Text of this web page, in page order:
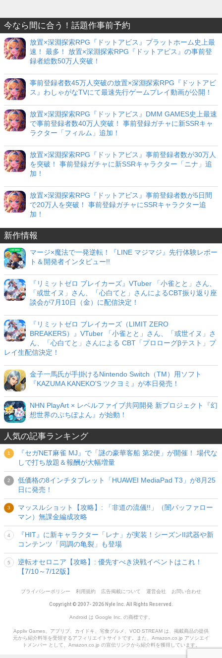
今なら間に合う！話題作事前予約
放置×深淵探索RPG『ドットアビス』プラットホーム史上最
速！ 最多！ 放置×深淵探索RPG『ドットアビス』の事前登
録者総数50万人突破！
事前登録者数45万人突破の放置×深淵探索RPG『ドットアビ
ス』わしゃがなTVにて最速先行ゲームプレイ動画が公開！
放置×深淵探索RPG『ドットアビス』DMM GAMES史上最速
で事前登録者数40万人突破！ 事前登録ガチャに新SSRキャ
ラクター「フィルム」追加！
放置×深淵探索RPG『ドットアビス』事前登録者数が30万人
を突破！ 事前登録ガチャに新SSRキャラクター「ニナ」追
加！
放置×深淵探索RPG『ドットアビス』事前登録者数が5日間
で20万人を突破！ 事前登録ガチャにSSRキャラクター追
加！
新作情報
マージ×魔法で一発逆転！『LINE マジマジ』先行体験レポー
ト＆開発者インタビュー!!
『リミットゼロ ブレイカーズ』VTuber 「小雀とと」さん、
「或世イヌ」さん、「心白てと」さんによるCBT振り返り座
談会が7月10日（金）に配信決定！
『リミットゼロ ブレイカーズ（LIMIT ZERO
BREAKERS）』VTuber 「小雀とと」さん、「或世イヌ」さ
ん、「心白てと」さんによる CBT「プロローグβテスト」プ
レイ生配信決定！
金子一馬氏が手掛けるNintendo Switch（TM）用ソフト
『KAZUMA KANEKO'S ツクヨミ』が本日発売！
NHN PlayArt × レベルファイブ共同開発 新プロジェクト『幻
想世界のぷちぽよん』が始動！
人気の記事ランキング
『セガNET麻雀 MJ』で「謎の豪華客船 第2便」が開催！ 場代な
しで打ち放題＆報酬が大幅増量
低価格の8インチタブレット「HUAWEI MediaPad T3」が8月25
日に発売！
マッスルショット【攻略】: 「非道の流儀!!」（闇バッファロー
マン）無課金編成攻略
『HIT』に新キャラクター「レナ」が実装！シーズンII武器や新
コンテンツ「同調の亀裂」も登場
逆転オセロニア【攻略】: 優先すべき決戦イベントはこれ！
【7/10～7/12版】
プライバシーポリシー 利用規約 広告掲載について 運営会社 お問い合わせ
Copyright © 2007- 2026 Nyle Inc. All Rights Reserved.
Android は Google Inc. の商標です。
Appliv Games、アプリブ、カイドキ、宅食グルメ、VOD STREAM は、掲載商品の提供
元から紹介料等を受領するアフィリエイトサイトです。また、Amazon.co.jp アソシエイ
トメンバー として、Amazon.co.jp の宣伝リンクから紹介料を獲得しています。